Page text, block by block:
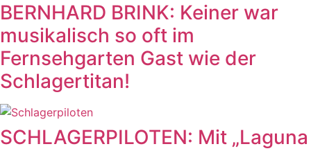
BERNHARD BRINK: Keiner war
musikalisch so oft im
Fernsehgarten Gast wie der
Schlagertitan!
SCHLAGERPILOTEN: Mit „Laguna